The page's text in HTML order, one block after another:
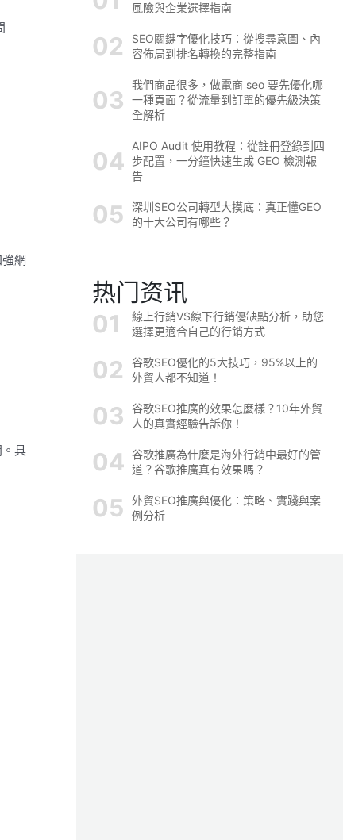
網
具
風險與企業選擇指南
SEO關鍵字優化技巧：從搜尋意圖、內
容佈局到排名轉換的完整指南
我們商品很多，做電商 seo 要先優化哪
一種頁面？從流量到訂單的優先級決策
全解析
AIPO Audit 使用教程：從註冊登錄到四
步配置，一分鐘快速生成 GEO 檢測報
告
深圳SEO公司轉型大摸底：真正懂GEO
的十大公司有哪些？
热门资讯
線上行銷VS線下行銷優缺點分析，助您
選擇更適合自己的行銷方式
谷歌SEO優化的5大技巧，95%以上的
外貿人都不知道！
谷歌SEO推廣的效果怎麼樣？10年外貿
人的真實經驗告訴你！
谷歌推廣為什麼是海外行銷中最好的管
道？谷歌推廣真有效果嗎？
外貿SEO推廣與優化：策略、實踐與案
例分析